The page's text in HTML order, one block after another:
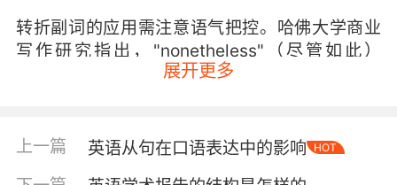
转折副词的应用需注意语气把控。哈佛大学商业
写作研究指出，"nonetheless"（尽管如此）
比"however"更适合正式邮件。VIPKID外教管理
control..."的句式，既保持专业又不失同理心。地
展开更多
上一篇 英语从句在口语表达中的影响 HOT